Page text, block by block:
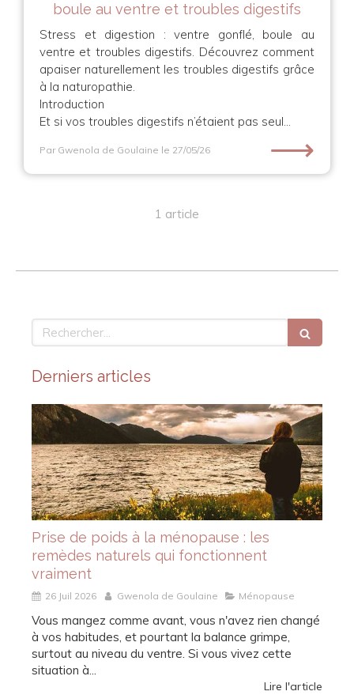
boule au ventre et troubles digestifs
Stress et digestion : ventre gonflé, boule au
ventre et troubles digestifs. Découvrez comment
apaiser naturellement les troubles digestifs grâce
à la naturopathie.
Introduction
Et si vos troubles digestifs n’étaient pas seul...
Par Gwenola de Goulaine le 27/05/26 ⟶
1 article
Rechercher
Derniers articles
Prise de poids à la ménopause : les
remèdes naturels qui fonctionnent
vraiment
26 Juil 2026 Gwenola de Goulaine Ménopause
Vous mangez comme avant, vous n'avez rien changé
à vos habitudes, et pourtant la balance grimpe,
surtout au niveau du ventre. Si vous vivez cette
situation à...
Lire l'article